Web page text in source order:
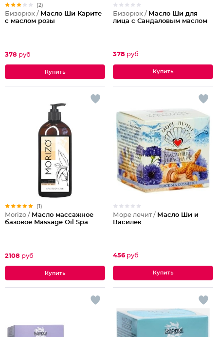
(2)
Бизорюк / Масло Ши Карите
с маслом розы
378 руб
Бизорюк / Масло Ши для
лица с Сандаловым маслом
378 руб
(1)
Morizo / Масло массажное
базовое Massage Oil Spa
2108 руб
Море лечит / Масло Ши и
Василек
456 руб